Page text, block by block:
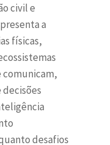
civil e
a
físicas,
comunicam,
desafios